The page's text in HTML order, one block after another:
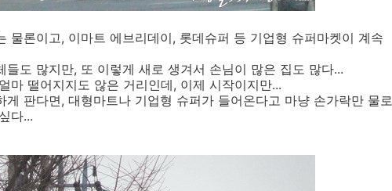
물론이고, 이마트 에브리데이, 롯데슈퍼 등 기업형 슈퍼마켓이 계속
들도 많지만, 또 이렇게 새로 생겨서 손님이 많은 집도 많다...
마 떨어지지도 않은 거리인데, 이제 시작이지만...
게 판다면, 대형마트나 기업형 슈퍼가 들어온다고 마냥 손가락만 물로
다...